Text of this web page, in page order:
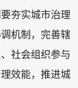
夯实城市治理
机制，完善辖
社会组织参与
效能，推进城